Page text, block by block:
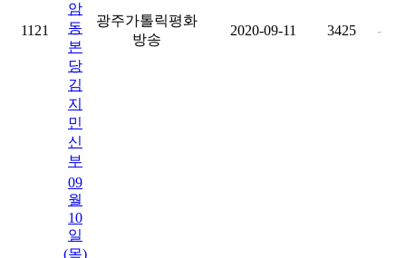
1121
암
동
본
당
김
지
민
신
부
광주가톨릭평화
방송
2020-09-11 3425 -
09
월
10
일
(목)